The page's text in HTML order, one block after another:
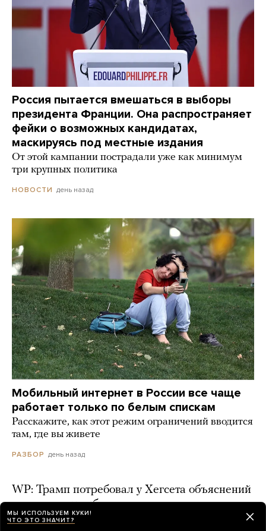
Россия пытается вмешаться в выборы
президента Франции. Она распространяет
фейки о возможных кандидатах,
маскируясь под местные издания
От этой кампании пострадали уже как минимум
три крупных политика
НОВОСТИ день назад
Мобильный интернет в России все чаще
работает только по белым спискам
Расскажите, как этот режим ограничений вводится
там, где вы живете
РАЗБОР день назад
WP: Трамп потребовал у Хегсета объяснений
из-за нехватки боеприпасов
день назад
МЫ ИСПОЛЬЗУЕМ КУКИ!
ЧТО ЭТО ЗНАЧИТ?